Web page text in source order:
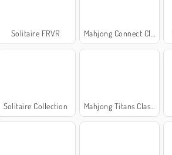
Solitaire FRVR Mahjong Connect Classic
Solitaire Collection